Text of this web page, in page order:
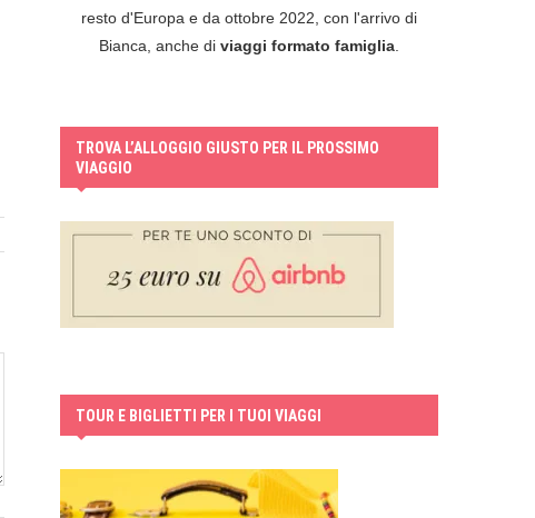
resto d'Europa e da ottobre 2022, con l'arrivo di
Bianca, anche di viaggi formato famiglia
TROVA L’ALLOGGIO GIUSTO PER IL PROSSIMO
VIAGGIO
TOUR E BIGLIETTI PER I TUOI VIAGGI